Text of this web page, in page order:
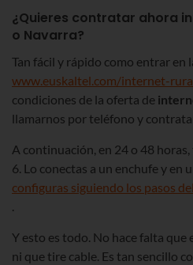
¿Quieres contratar ahora
o Navarra?
Tan fácil y rápido como entrar en
www.euskaltel.com/internet-
condiciones de la oferta de
llamarnos por teléfono y
A continuación, en 24 o 48 horas,
6. Lo conectas a un enchufe y en
configuras siguiendo los pasos
.
Y esto es todo. No hace falta que
ni que tire cable. Es tan sencillo